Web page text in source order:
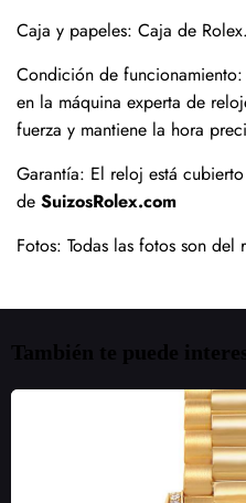
Caja y papeles: Caja de Rolex.
Condición de
en la máquina experta de
fuerza y mantiene la hora
Garantía: El reloj está
de SuizosRolex.com
Fotos: Todas las fotos son del
También te puede